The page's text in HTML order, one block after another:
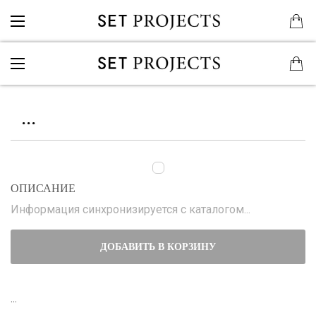
...
ОПИСАНИЕ
Информация синхронизируется с каталогом...
ДОБАВИТЬ В КОРЗИНУ
...